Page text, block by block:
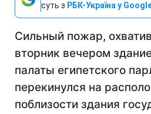
суть з РБК-Україна у
Сильный пожар,
вторник вечером
палаты египетского
перекинулся на
поблизости здания